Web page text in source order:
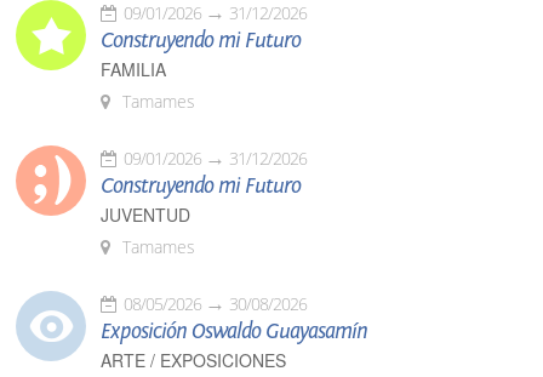
09/01/2026 31/12/2026
Construyendo mi Futuro
FAMILIA
Tamames
09/01/2026 31/12/2026
Construyendo mi Futuro
JUVENTUD
Tamames
08/05/2026 30/08/2026
Exposición Oswaldo Guayasamín
ARTE / EXPOSICIONES